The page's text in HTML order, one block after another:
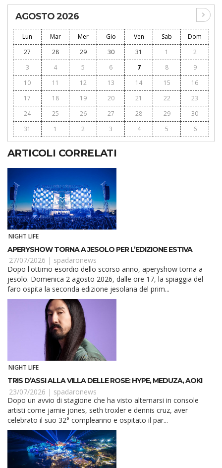
AGOSTO 2026
Lun Mar Mer Gio Ven Sab
Dom
27
28 29 30 31 1
2
3
4 5 6 7 8
9
10
11 12 13 14 15
16
17
18 19 20 21 22
23
24
25 26 27 28 29
30
31
1 2 3 4 5 6
ARTICOLI CORRELATI
NIGHT LIFE
APERYSHOW TORNA A JESOLO PER L’EDIZIONE ESTIVA
27/07/2026 | spadaronews
Dopo l'ottimo esordio dello scorso anno, aperyshow torna a
jesolo. Domenica 2 agosto 2026, dalle ore 17, la spiaggia del
faro ospita la seconda edizione jesolana del prim...
NIGHT LIFE
TRIS D’ASSI ALLA VILLA DELLE ROSE: HYPE, MEDUZA, AOKI
23/07/2026 | spadaronews
Dopo un avvio di stagione che ha visto alternarsi in console
artisti come jamie jones, seth troxler e dennis cruz, aver
celebrato il suo 32° compleanno e ospitato il par...